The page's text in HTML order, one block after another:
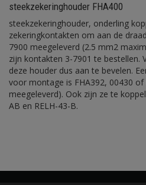
steekzekeringhouder FHA400
steekzekeringhouder, onderling
zekeringkontakten om aan de
7900 meegeleverd (2.5 mm2
zijn kontakten 3-7901 te bestellen.
deze houder dus aan te bevelen.
voor montage is FHA392, 00430
meegeleverd). Ook zijn ze te
AB en RELH-43-B.